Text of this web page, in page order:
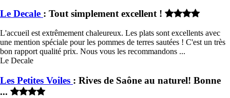
Le Decale : Tout simplement excellent !
L'accueil est extrêmement chaleureux. Les plats sont excellents avec
une mention spéciale pour les pommes de terres sautées ! C'est un très
bon rapport qualité prix. Nous vous les recommandons ...
Le Decale
Les Petites Voiles : Rives de Saône au naturel! Bonne
...